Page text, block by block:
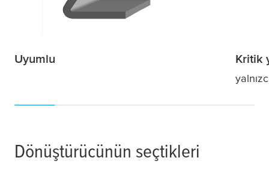
Uyumlu Kritik
Dönüştürücünün seçtikleri